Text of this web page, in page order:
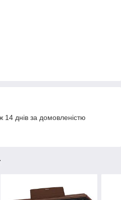
днів за домовленістю